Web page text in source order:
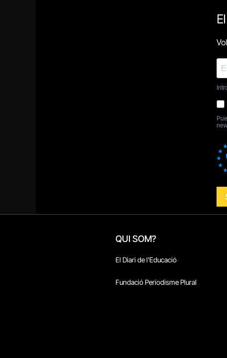
QUI SOM?
El Diari de l'Educació
Fundació Periodisme Plural